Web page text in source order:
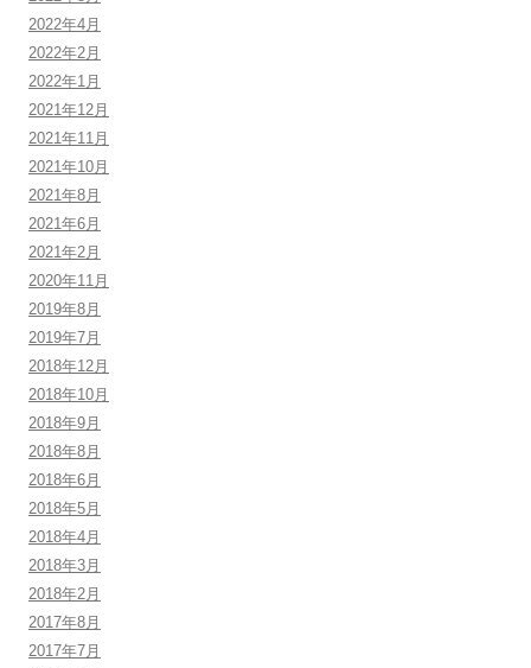
2022年4月
2022年2月
2022年1月
2021年12月
2021年11月
2021年10月
2021年8月
2021年6月
2021年2月
2020年11月
2019年8月
2019年7月
2018年12月
2018年10月
2018年9月
2018年8月
2018年6月
2018年5月
2018年4月
2018年3月
2018年2月
2017年8月
2017年7月